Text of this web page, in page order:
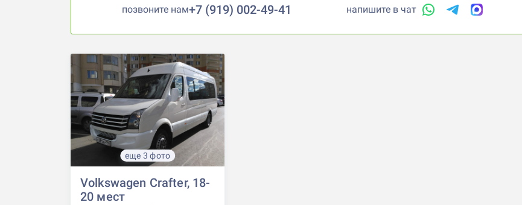
позвоните нам+7 (919) 002-49-41 напишите в чат
еще 3 фото
Volkswagen Crafter, 18-
20 мест